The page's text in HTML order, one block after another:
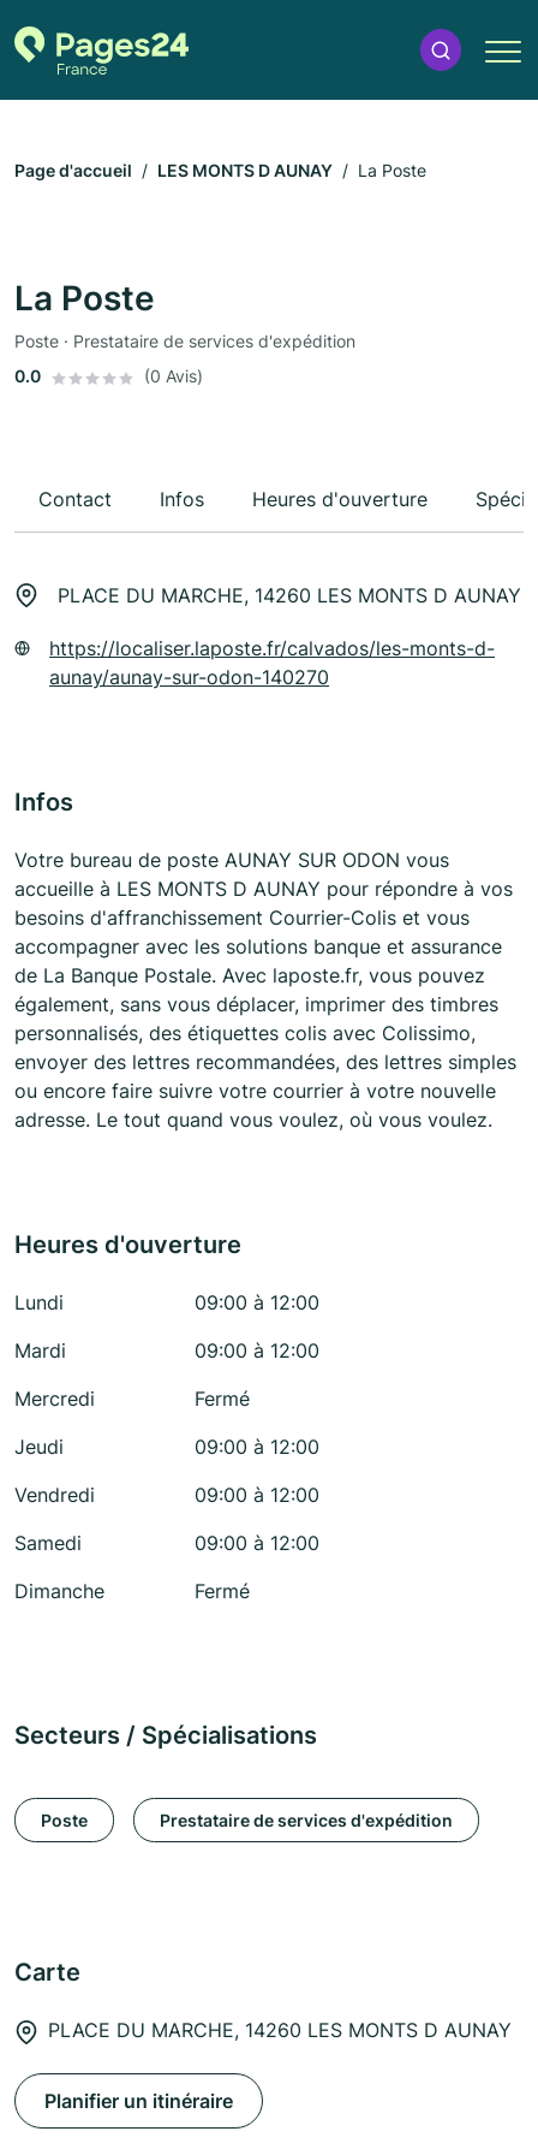
Page d'accueil LES MONTS D AUNAY La Poste
La Poste
Poste · Prestataire de services d'expédition
0.0
(0 Avis)
Contact Infos Heures d'ouverture
PLACE DU MARCHE, 14260 LES MONTS D AUNAY
https://localiser.laposte.fr/calvados/les-monts-d-
aunay/aunay-sur-odon-140270
Infos
Votre bureau de poste AUNAY SUR ODON vous
accueille à LES MONTS D AUNAY pour répondre à vos
besoins d'affranchissement Courrier-Colis et vous
accompagner avec les solutions banque et assurance
de La Banque Postale. Avec laposte.fr, vous pouvez
également, sans vous déplacer, imprimer des timbres
personnalisés, des étiquettes colis avec Colissimo,
envoyer des lettres recommandées, des lettres simples
ou encore faire suivre votre courrier à votre nouvelle
adresse. Le tout quand vous voulez, où vous voulez.
Heures d'ouverture
Lundi
09:00 à 12:00
Mardi
09:00 à 12:00
Mercredi
Fermé
Jeudi
09:00 à 12:00
Vendredi
09:00 à 12:00
Samedi
09:00 à 12:00
Dimanche
Fermé
Secteurs / Spécialisations
Poste Prestataire de services d'expédition
Carte
PLACE DU MARCHE, 14260 LES MONTS D AUNAY
Planifier un itinéraire